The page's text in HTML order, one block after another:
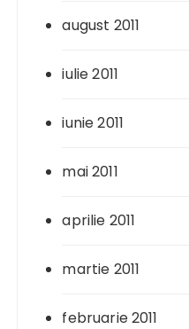
august 2011
iulie 2011
iunie 2011
mai 2011
aprilie 2011
martie 2011
februarie 2011